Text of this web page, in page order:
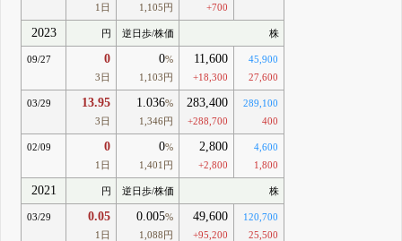
1日
1,105円
+700
2023 円 逆日歩/株価 株
09/27 0
3日
0%
1,103円
11,600
+18,300
45,900
27,600
03/29 13.95
3日
1.036%
1,346円
283,400
+288,700
289,100
400
02/09 0
1日
0%
1,401円
2,800
+2,800
4,600
1,800
2021 円 逆日歩/株価 株
03/29 0.05
1日
0.005%
1,088円
49,600
+95,200
120,700
25,500